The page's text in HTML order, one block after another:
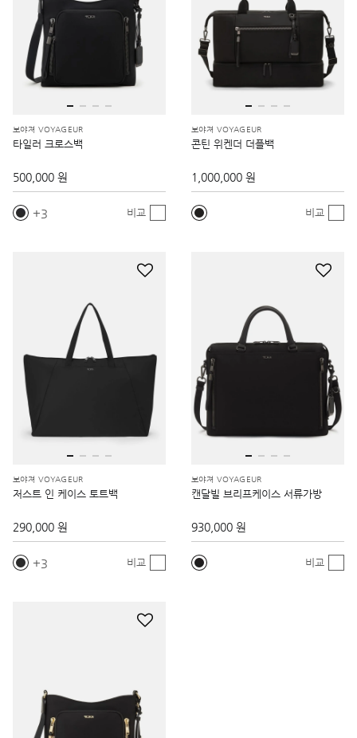
보야져 VOYAGEUR
타일러 크로스백
500,000 원
3 비교
보야져 VOYAGEUR
콘틴 위켄더 더플백
1,000,000 원
비교
보야져 VOYAGEUR
저스트 인 케이스 토트백
290,000 원
3 비교
보야져 VOYAGEUR
캔달빌 브리프케이스 서류가방
930,000 원
비교